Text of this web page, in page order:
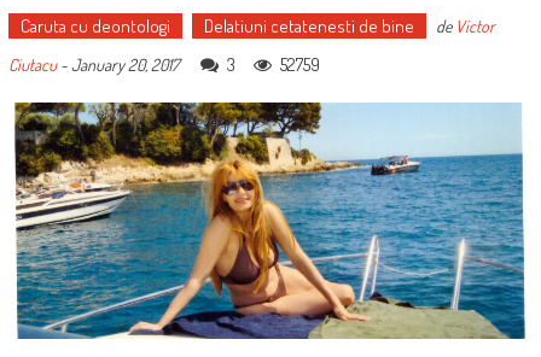
Caruta cu deontologi Delatiuni cetatenesti de bine de Victor
Ciutacu-January 20, 2017 3 52759